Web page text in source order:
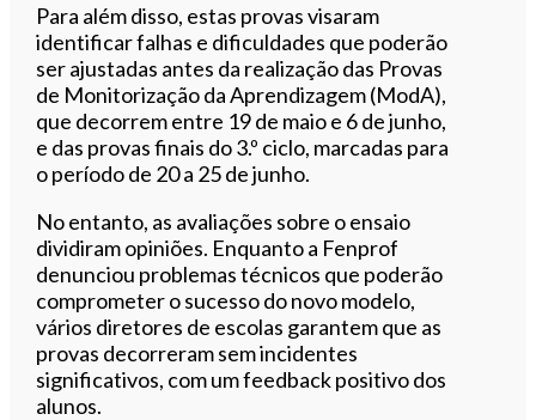
Para além disso, estas provas visaram
identificar falhas e dificuldades que poderão
ser ajustadas antes da realização das Provas
de Monitorização da Aprendizagem (ModA),
que decorrem entre 19 de maio e 6 de junho,
e das provas finais do 3.º ciclo, marcadas para
o período de 20 a 25 de junho.
No entanto, as avaliações sobre o ensaio
dividiram opiniões. Enquanto a Fenprof
denunciou problemas técnicos que poderão
comprometer o sucesso do novo modelo,
vários diretores de escolas garantem que as
provas decorreram sem incidentes
significativos, com um feedback positivo dos
alunos.